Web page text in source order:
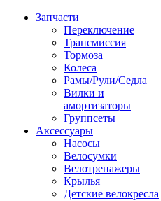
Запчасти
Переключение
Трансмиссия
Тормоза
Колеса
Рамы/Рули/Седла
Вилки и
амортизаторы
Группсеты
Аксессуары
Насосы
Велосумки
Велотренажеры
Крылья
Детские велокресла